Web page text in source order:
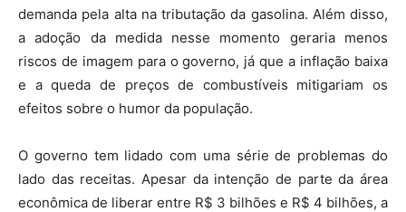
demanda pela alta na tributação da gasolina. Além disso,
a adoção da medida nesse momento geraria menos
riscos de imagem para o governo, já que a inflação baixa
e a queda de preços de combustíveis mitigariam os
efeitos sobre o humor da população.
O governo tem lidado com uma série de problemas do
lado das receitas. Apesar da intenção de parte da área
econômica de liberar entre R$ 3 bilhões e R$ 4 bilhões, a